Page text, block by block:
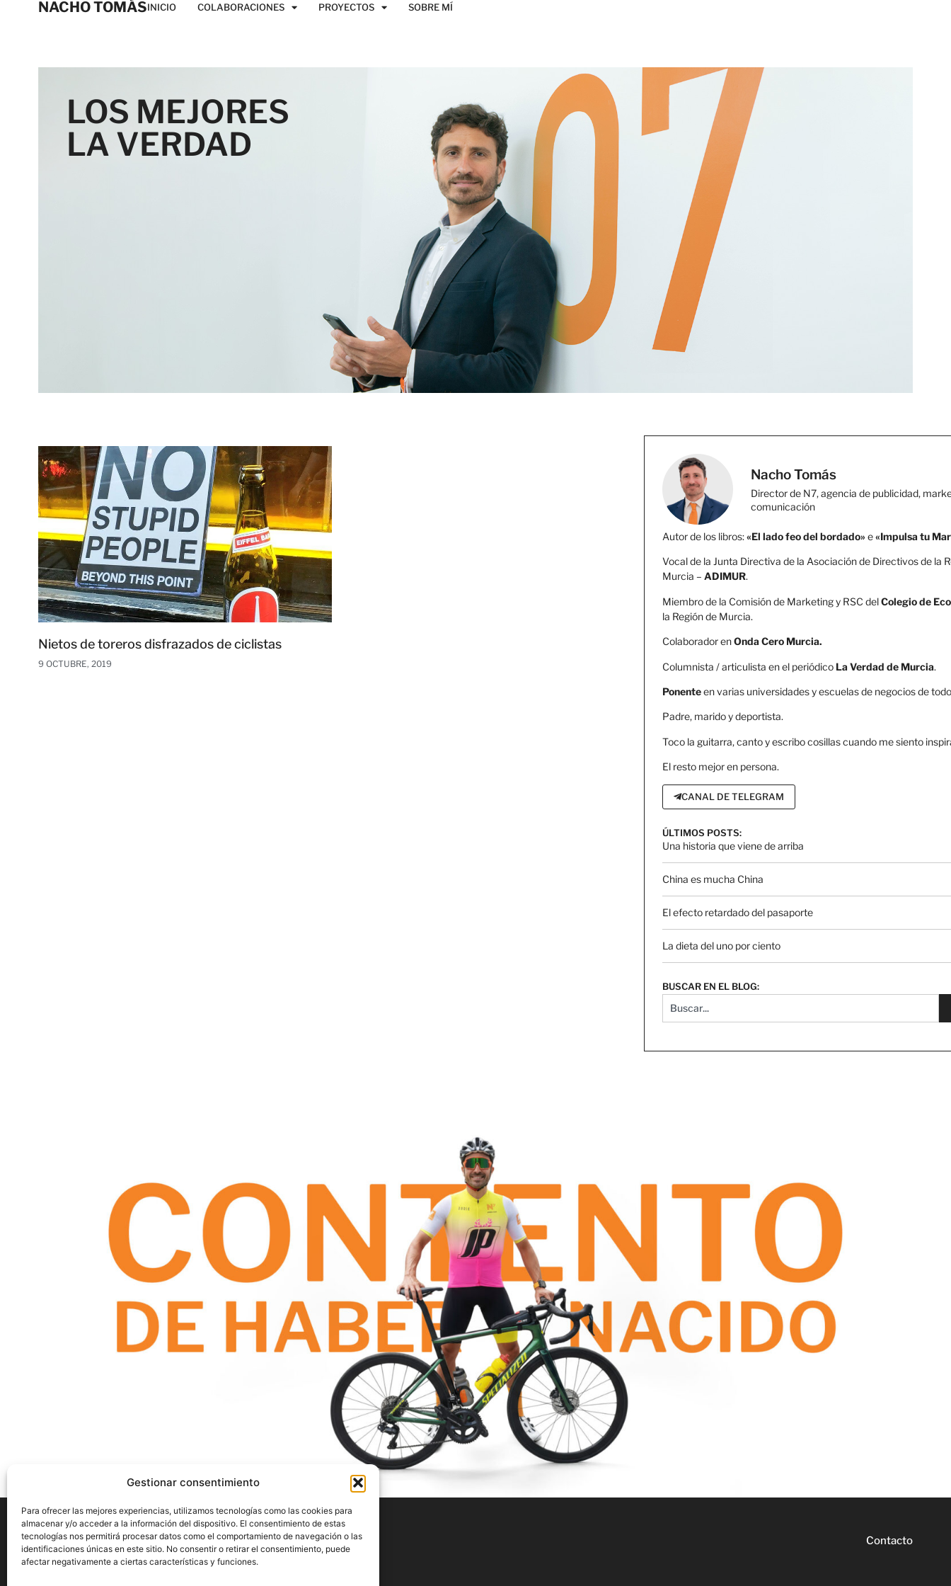
Gestionar consentimiento
Para ofrecer las mejores experiencias, utilizamos tecnologías como las cookies para
almacenar y/o acceder a la información del dispositivo. El consentimiento de estas
tecnologías nos permitirá procesar datos como el comportamiento de navegación o las
identificaciones únicas en este sitio. No consentir o retirar el consentimiento, puede
afectar negativamente a ciertas características y funciones.
NACHO TOMÁSINICIO COLABORACIONES PROYECTOS SOBRE MÍ
LOS MEJORES
LA VERDAD
Nietos de toreros disfrazados de ciclistas
9 OCTUBRE, 2019
Nacho Tomás
Director de N7, agencia de publicidad,
comunicación
Autor de los libros:«El lado feo del bordado» e«Impulsa tu
Vocal de la Junta Directiva de la Asociación de Directivos de la
Murcia – ADIMUR.
Miembro de la Comisión de Marketing y RSC delColegio de
la Región de Murcia.
Colaborador enOnda Cero Murcia.
Columnista / articulista en el periódico La Verdad de Murcia.
Ponenteen varias universidades y escuelas de negocios de
Padre, marido y deportista.
Toco la guitarra, canto y escribo cosillas cuando me siento
El resto mejor en persona.
CANAL DE TELEGRAM
ÚLTIMOS POSTS:
Una historia que viene de arriba
China es mucha China
El efecto retardado del pasaporte
La dieta del uno por ciento
BUSCAR EN EL BLOG:
Aviso Legal Privacidad Cookies
Contacto